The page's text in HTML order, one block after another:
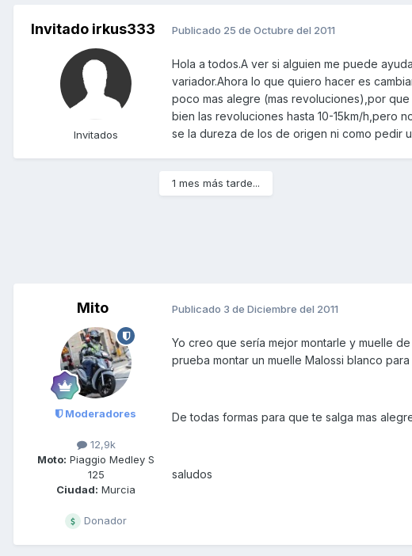
Invitado irkus333
Invitados
Publicado 25 de Octubre del 2011
Hola a todos.A ver si alguien me puede
variador.Ahora lo que quiero hacer es
poco mas alegre (mas revoluciones),por
bien las revoluciones hasta 10-15km/h,pero
se la dureza de los de origen ni como pedir
1 mes más tarde...
Mito
Moderadores
12,9k
Moto: Piaggio Medley S
125
Ciudad: Murcia
Donador
Publicado 3 de Diciembre del 2011
Yo creo que sería mejor montarle y muelle
prueba montar un muelle Malossi blanco
De todas formas para que te salga mas
saludos